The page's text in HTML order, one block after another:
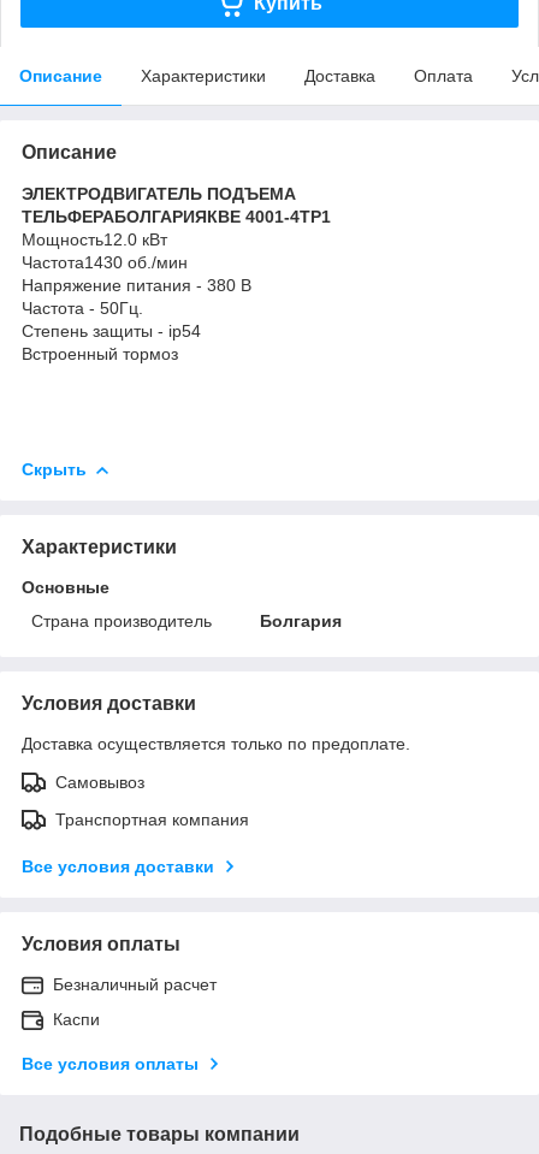
Описание Характеристики Доставка Оплата
Описание
ЭЛЕКТРОДВИГАТЕЛЬ ПОДЪЕМА
ТЕЛЬФЕРАБОЛГАРИЯКВЕ 4001-4ТР1
Мощность12.0 кВт
Частота1430 об./мин
Напряжение питания - 380 В
Частота - 50Гц.
Степень защиты - ip54
Встроенный тормоз
Скрыть
Характеристики
Основные
Страна производитель
Болгария
Условия доставки
Доставка осуществляется только по предоплате.
Самовывоз
Транспортная компания
Все условия доставки
Условия оплаты
Безналичный расчет
Каспи
Все условия оплаты
Подобные товары компании